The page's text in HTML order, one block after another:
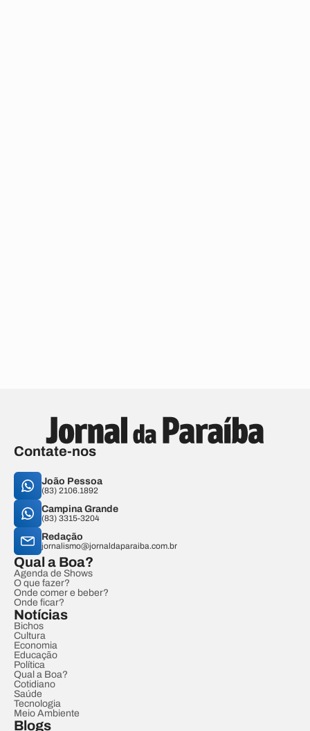
Contate-nos
João Pessoa
(83) 2106.1892
Campina Grande
(83) 3315-3204
Redação
jornalismo@jornaldaparaiba.com.br
Qual a Boa?
Agenda de Shows
O que fazer?
Onde comer e beber?
Onde ficar?
Notícias
Bichos
Cultura
Economia
Educação
Política
Qual a Boa?
Cotidiano
Saúde
Tecnologia
Meio Ambiente
Blogs